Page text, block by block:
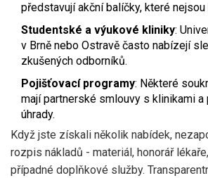
představují akční balíčky, které nejsou
Studentské a výukové kliniky:
v Brně nebo Ostravě často nabízejí
zkušených odborníků.
Pojišťovací programy: Některé
mají partnerské smlouvy s klinikami
úhrady.
Když jste získali několik nabídek,
rozpis nákladů - materiál, honorář
případné doplňkové služby.